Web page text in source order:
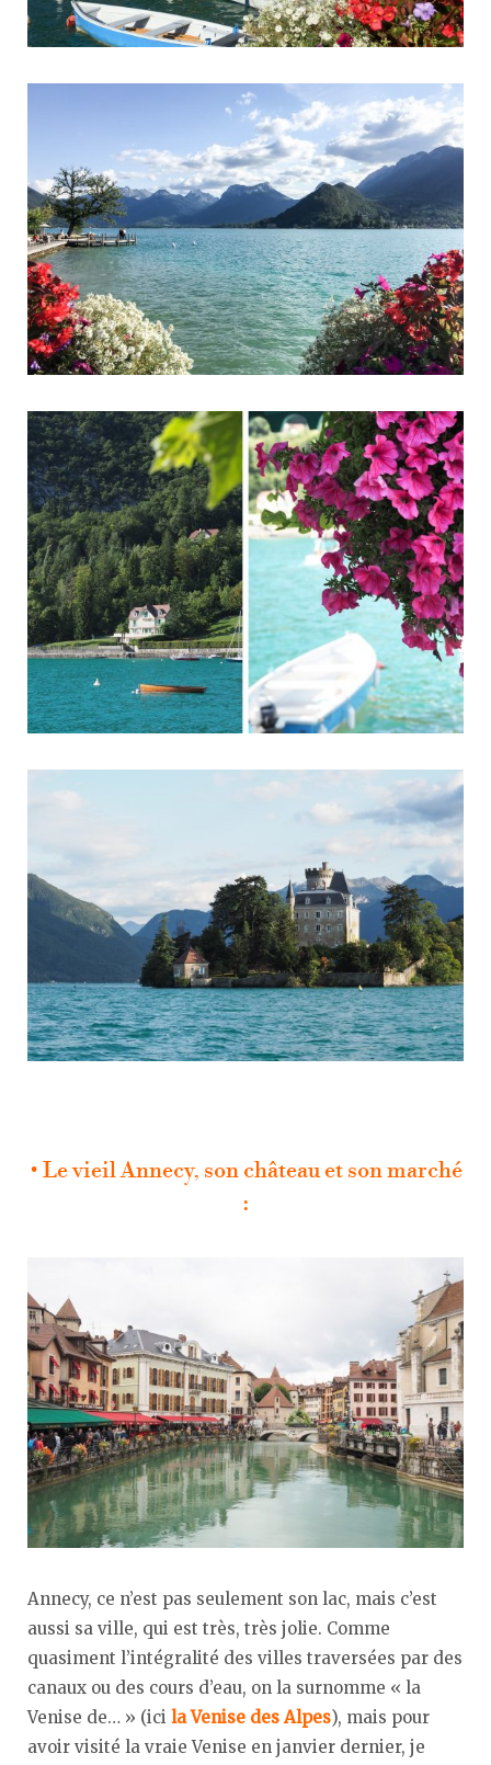
• Le vieil Annecy, son château et son marché
:
Annecy, ce n’est pas seulement son lac, mais c’est
aussi sa ville, qui est très, très jolie. Comme
quasiment l’intégralité des villes traversées par des
canaux ou des cours d’eau, on la surnomme « la
Venise de… » (ici la Venise des Alpes), mais pour
avoir visité la vraie Venise en janvier dernier, je